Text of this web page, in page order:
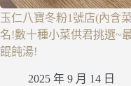
玉仁八寶冬粉1號店(內含
名!數十種小菜供君挑選~
餛飩湯!
2025 年 9 月 14 日